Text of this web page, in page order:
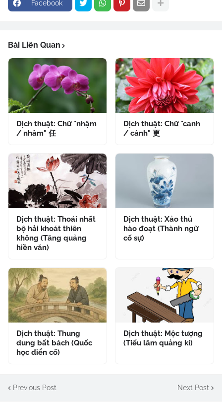
Facebook
Bài Liên Quan
Dịch thuật: Chữ "nhậm
/ nhâm" 任
Dịch thuật: Chữ "canh
/ cánh" 更
Dịch thuật: Thoái nhất
bộ hải khoát thiên
không (Tăng quảng
hiền văn)
Dịch thuật: Xảo thủ
hào đoạt (Thành ngữ
cố sự)
Dịch thuật: Thung
dung bất bách (Quốc
học điển cố)
Dịch thuật: Mộc tượng
(Tiếu lâm quảng kí)
Previous Post Next Post